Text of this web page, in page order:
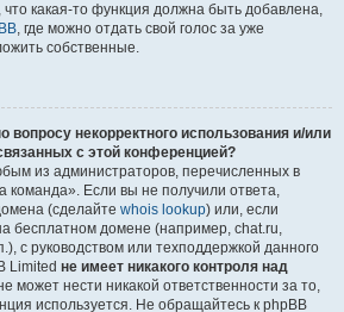
что какая-то функция должна быть добавлена,
, где можно отдать свой голос за уже
собственные.
вопросу некорректного использования и/или
с этой конференцией?
из администраторов, перечисленных в
команда». Если вы не получили ответа,
(сделайте whois lookup) или, если
бесплатном домене (например, chat.ru,
с руководством или техподдержкой данного
Limited не имеет никакого контроля над
может нести никакой ответственности за то,
используется. Не обращайтесь к phpBB